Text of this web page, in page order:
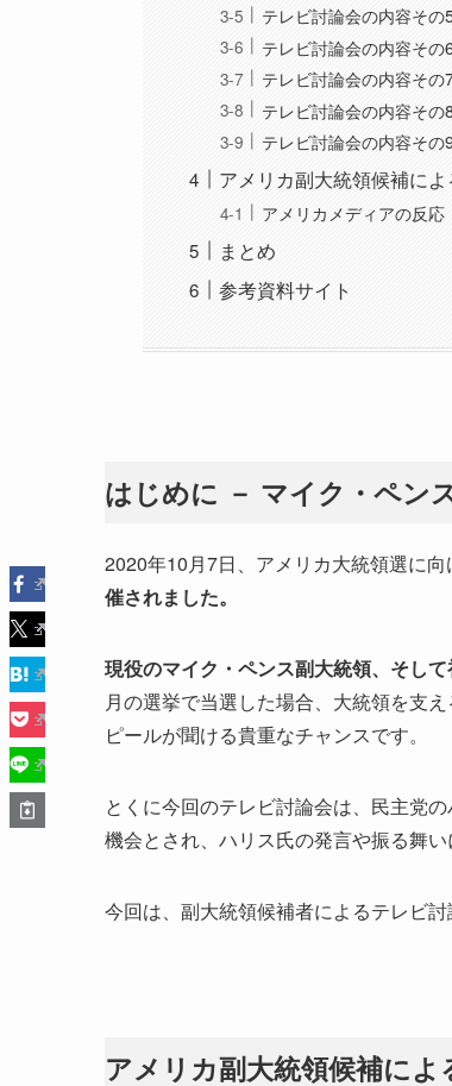
テレビ討論会の内容そ
テレビ討論会の内容そ
テレビ討論会の内容そ
テレビ討論会の内容そ
テレビ討論会の内容そ
アメリカ副大統領候補に
アメリカメディアの反応
まとめ
参考資料サイト
はじめに － マイク・ペン
2020年10月7日、アメリカ大統領選に向
催されました。
現役のマイク・ペンス副大統領、そし
月の選挙で当選した場合、大統領を支
ピールが聞ける貴重なチャンスです。
とくに今回のテレビ討論会は、民主党
機会とされ、ハリス氏の発言や振る舞い
今回は、副大統領候補者によるテレビ
アメリカ副大統領候補に